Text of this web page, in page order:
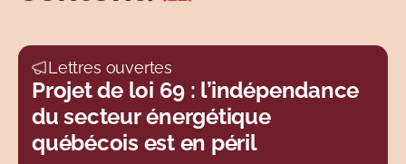
Lettres ouvertes
Projet de loi 69 : l’indépendance
du secteur énergétique
québécois est en péril